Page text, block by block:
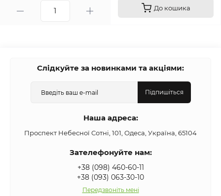
До кошика
Слідкуйте за новинками та акціями:
Підпишіться
Наша адреса:
Проспект Небесної Сотні, 101, Одеса, Україна, 65104
Зателефонуйте нам:
+38 (098) 460-60-11
+38 (093) 063-30-10
Передзвоніть мені